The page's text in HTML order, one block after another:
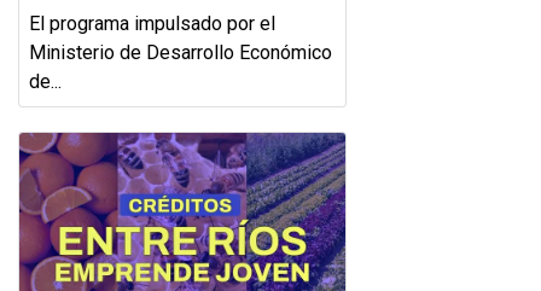
El programa impulsado por el
Ministerio de Desarrollo Económico
de...